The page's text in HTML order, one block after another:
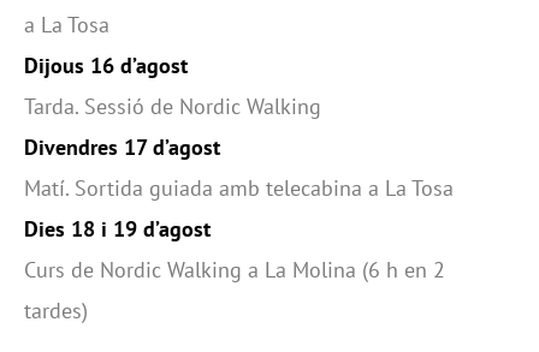
a La Tosa
Dijous 16 d’agost
Tarda. Sessió de Nordic Walking
Divendres 17 d’agost
Matí. Sortida guiada amb telecabina a La Tosa
Dies 18 i 19 d’agost
Curs de Nordic Walking a La Molina (6 h en 2
tardes)